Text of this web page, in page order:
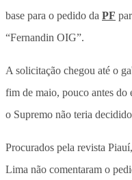
base para o pedido da PF
“Fernandin OIG”.
A solicitação chegou até o
fim de maio, pouco antes do
o Supremo não teria
Procurados pela revista
Lima não comentaram o